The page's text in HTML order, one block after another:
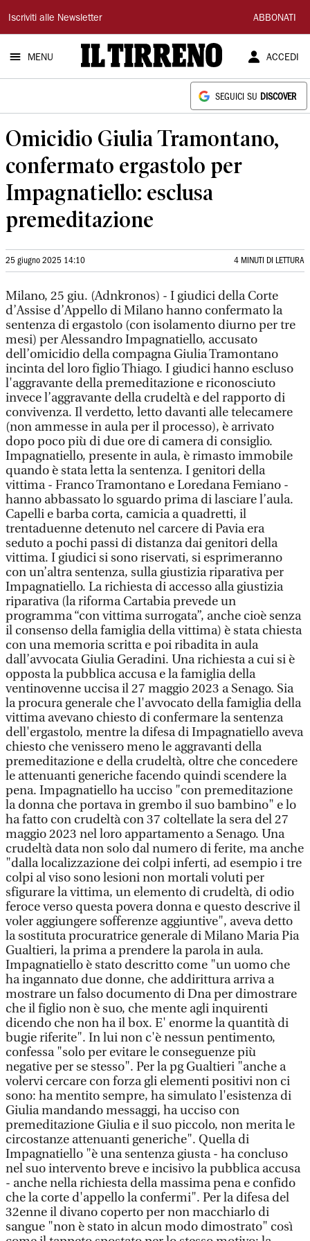
Il
Tirreno
Iscriviti alle Newsletter ABBONATI
MENU ACCEDI
SEGUICI SU DISCOVER
Omicidio Giulia Tramontano,
confermato ergastolo per
Impagnatiello: esclusa
premeditazione
25 giugno 2025 14:10 4 MINUTI DI LETTURA
Milano, 25 giu. (Adnkronos) - I giudici della Corte
d’Assise d’Appello di Milano hanno confermato la
sentenza di ergastolo (con isolamento diurno per tre
mesi) per Alessandro Impagnatiello, accusato
dell’omicidio della compagna Giulia Tramontano
incinta del loro figlio Thiago. I giudici hanno escluso
l'aggravante della premeditazione e riconosciuto
invece l’aggravante della crudeltà e del rapporto di
convivenza. Il verdetto, letto davanti alle telecamere
(non ammesse in aula per il processo), è arrivato
dopo poco più di due ore di camera di consiglio.
Impagnatiello, presente in aula, è rimasto immobile
quando è stata letta la sentenza. I genitori della
vittima - Franco Tramontano e Loredana Femiano -
hanno abbassato lo sguardo prima di lasciare l’aula.
Capelli e barba corta, camicia a quadretti, il
trentaduenne detenuto nel carcere di Pavia era
seduto a pochi passi di distanza dai genitori della
vittima. I giudici si sono riservati, si esprimeranno
con un’altra sentenza, sulla giustizia riparativa per
Impagnatiello. La richiesta di accesso alla giustizia
riparativa (la riforma Cartabia prevede un
programma “con vittima surrogata”, anche cioè senza
il consenso della famiglia della vittima) è stata chiesta
con una memoria scritta e poi ribadita in aula
dall’avvocata Giulia Geradini. Una richiesta a cui si è
opposta la pubblica accusa e la famiglia della
ventinovenne uccisa il 27 maggio 2023 a Senago. Sia
la procura generale che l'avvocato della famiglia della
vittima avevano chiesto di confermare la sentenza
dell'ergastolo, mentre la difesa di Impagnatiello aveva
chiesto che venissero meno le aggravanti della
premeditazione e della crudeltà, oltre che concedere
le attenuanti generiche facendo quindi scendere la
pena. Impagnatiello ha ucciso "con premeditazione
la donna che portava in grembo il suo bambino" e lo
ha fatto con crudeltà con 37 coltellate la sera del 27
maggio 2023 nel loro appartamento a Senago. Una
crudeltà data non solo dal numero di ferite, ma anche
"dalla localizzazione dei colpi inferti, ad esempio i tre
colpi al viso sono lesioni non mortali voluti per
sfigurare la vittima, un elemento di crudeltà, di odio
feroce verso questa povera donna e questo descrive il
voler aggiungere sofferenze aggiuntive", aveva detto
la sostituta procuratrice generale di Milano Maria Pia
Gualtieri, la prima a prendere la parola in aula.
Impagnatiello è stato descritto come "un uomo che
ha ingannato due donne, che addirittura arriva a
mostrare un falso documento di Dna per dimostrare
che il figlio non è suo, che mente agli inquirenti
dicendo che non ha il box. E' enorme la quantità di
bugie riferite". In lui non c'è nessun pentimento,
confessa "solo per evitare le conseguenze più
negative per se stesso". Per la pg Gualtieri "anche a
volervi cercare con forza gli elementi positivi non ci
sono: ha mentito sempre, ha simulato l'esistenza di
Giulia mandando messaggi, ha ucciso con
premeditazione Giulia e il suo piccolo, non merita le
circostanze attenuanti generiche". Quella di
Impagnatiello "è una sentenza giusta - ha concluso
nel suo intervento breve e incisivo la pubblica accusa
- anche nella richiesta della massima pena e confido
che la corte d'appello la confermi". Per la difesa del
32enne il divano coperto per non macchiarlo di
sangue "non è stato in alcun modo dimostrato" così